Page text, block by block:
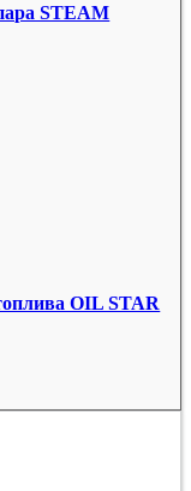
STEAM
OIL STAR